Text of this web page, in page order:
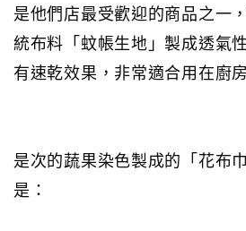
是他們店最受歡迎的商品之一
統布料「蚊帳生地」製成透氣
有速乾效果，非常適合用在廚
是次的蔬果染色製成的「花布
是：